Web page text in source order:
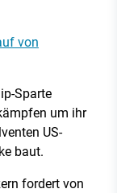
von
Sparte
um ihr
US-
baut.
fordert von